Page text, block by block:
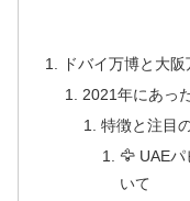
ドバイ万博と大
2021年にあっ
特徴と注目
🦅 UAE
いて